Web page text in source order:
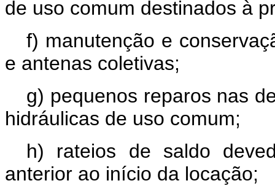
de uso comum destinados à
f) manutenção e
e antenas coletivas;
g) pequenos reparos nas
hidráulicas de uso comum;
h) rateios de saldo
anterior ao início da locação;